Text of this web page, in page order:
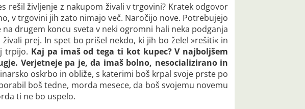
rešil življenje z nakupom živali v trgovini? Kratek odgovor
v trgovini jih zato nimajo več. Naročijo nove. Potrebujejo
drugem koncu sveta v neki ogromni hali neka podganja
prej. In spet bo prišel nekdo, ki jih bo želel »rešiti« in
trpijo. Kaj pa imaš od tega ti kot kupec? V najboljšem
Verjetneje pa je, da imaš bolno, nesocializirano in
oskrbo in obliže, s katerimi boš krpal svoje prste po
boš tedne, morda mesece, da boš svojemu novemu
ti ne bo uspelo.